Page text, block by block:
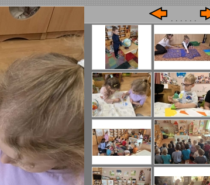
. . . . . .